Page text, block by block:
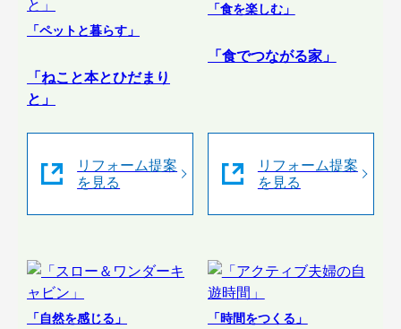
「ペットと暮らす」
「ねこと本とひだまり
と」
リフォーム提案
を見る
「食を楽しむ」
「食でつながる家」
リフォーム提案
を見る
「自然を感じる」 「時間をつくる」